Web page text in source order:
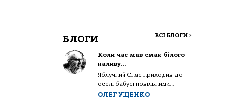
БЛОГИ ВСІ БЛОГИ >
Коли час мав смак білого
наливу…
Яблучний Спас приходив до
оселі бабусі повільними...
ОЛЕГ УЩЕНКО